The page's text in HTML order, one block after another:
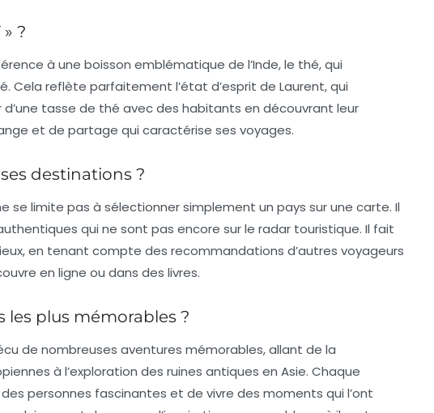
?
à une boisson emblématique de l’Inde, le thé, qui
Cela reflète parfaitement l’état d’esprit de Laurent, qui
tasse de thé avec des habitants en découvrant leur
et de partage qui caractérise ses voyages.
destinations ?
se limite pas à sélectionner simplement un pays sur une carte. Il
qui ne sont pas encore sur le radar touristique. Il fait
en tenant compte des recommandations d’autres voyageurs
en ligne ou dans des livres.
les plus mémorables ?
de nombreuses aventures mémorables, allant de la
à l’exploration des ruines antiques en Asie. Chaque
personnes fascinantes et de vivre des moments qui l’ont